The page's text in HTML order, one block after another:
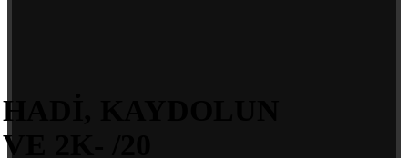
HADİ, KAYDOLUN
VE 2K- /20